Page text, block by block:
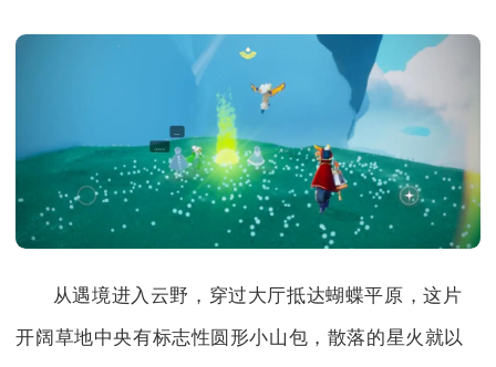
从遇境进入云野，穿过大厅抵达蝴蝶平原，这片
开阔草地中央有标志性圆形小山包，散落的星火就以